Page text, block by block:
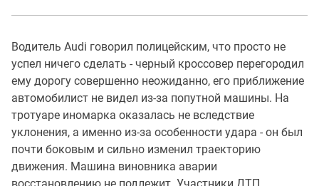
Водитель Audi говорил полицейским, что просто не
успел ничего сделать - черный кроссовер перегородил
ему дорогу совершенно неожиданно, его приближение
автомобилист не видел из-за попутной машины. На
тротуаре иномарка оказалась не вследствие
уклонения, а именно из-за особенности удара - он был
почти боковым и сильно изменил траекторию
движения. Машина виновника аварии